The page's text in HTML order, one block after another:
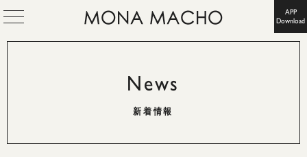
APP
Download
News
新着情報